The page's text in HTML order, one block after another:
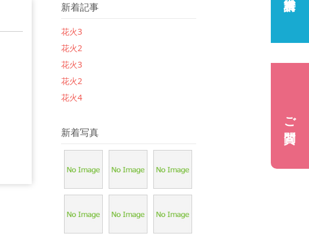
新着記事
花火3
花火2
花火3
花火2
花火4
新着写真
ご質問